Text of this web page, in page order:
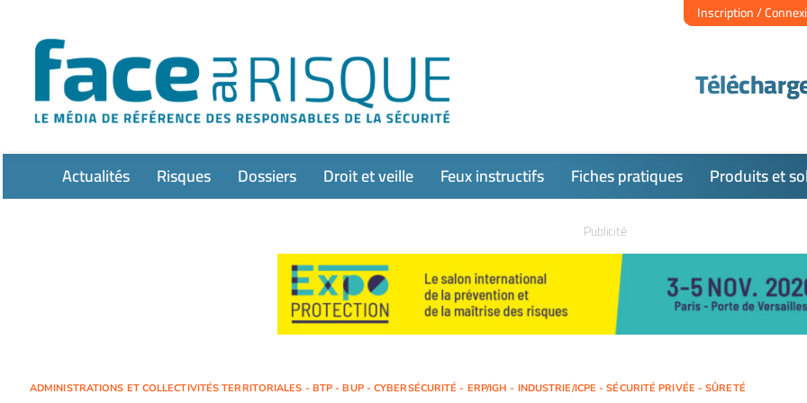
contenu
Inscription /
Actualités Risques Dossiers Droit et veille Feux instructifs Fiches pratiques Produits et
Publicité
ADMINISTRATIONS ET COLLECTIVITÉS TERRITORIALES - BTP - BUP - CYBERSÉCURITÉ - ERP/IGH - INDUSTRIE/ICPE - SÉCURITÉ PRIVÉE - SÛRETÉ